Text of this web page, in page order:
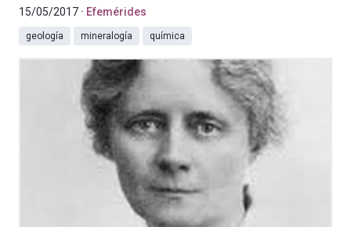
15/05/2017 Efemérides
geología mineralogía química